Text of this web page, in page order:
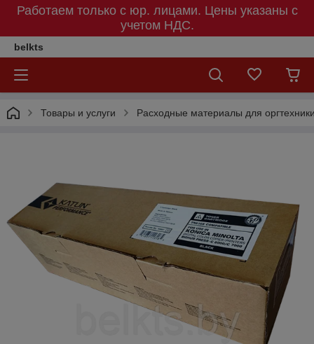
Работаем только с юр. лицами. Цены указаны c
учетом НДС.
belkts
Товары и услуги Расходные материалы для